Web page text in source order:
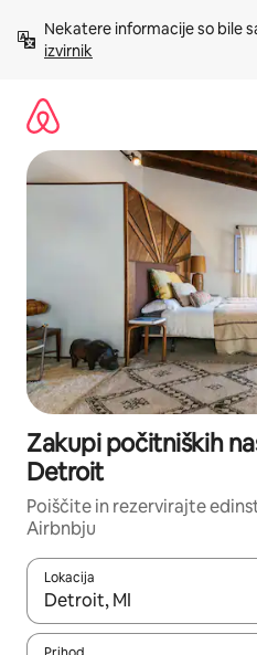
vsebino
Nekatere informacije so bile
izvirnik
Zakupi počitniških
Detroit
Poiščite in rezervirajte
Airbnbju
Lokacija
Ko so rezultati na voljo,